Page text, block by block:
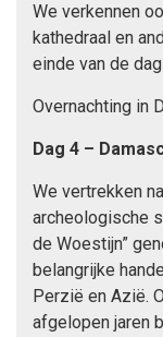
We verkennen
kathedraal en
einde van de
Overnachting in
Dag 4 –
We vertrekken
archeologische
de Woestijn”
belangrijke
Perzië en Azië.
afgelopen jaren